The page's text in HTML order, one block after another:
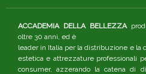
ACCADEMIA DELLA BELLEZZA
oltre 30 anni, ed è
leader in Italia per la distribuzione e la
estetica e attrezzature professionali
consumer, azzerando la catena di